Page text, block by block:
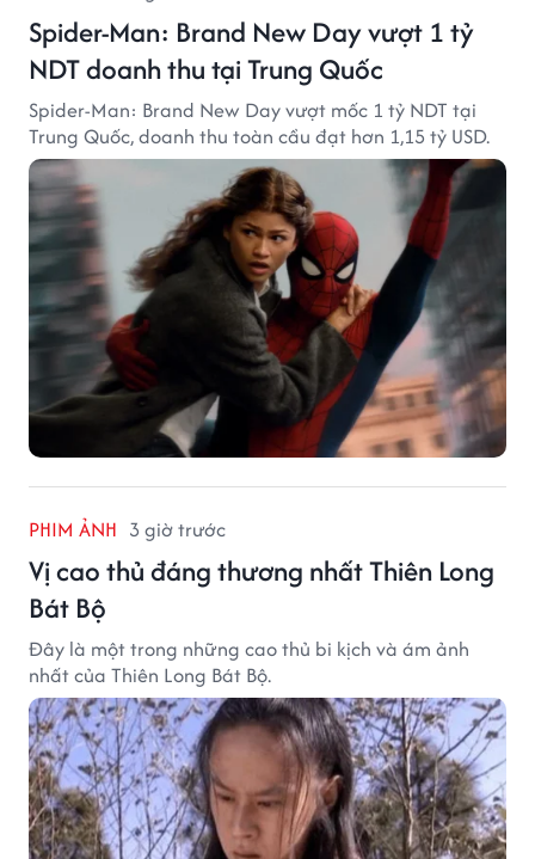
Spider-Man: Brand New Day vượt 1 tỷ
NDT doanh thu tại Trung Quốc
Spider-Man: Brand New Day vượt mốc 1 tỷ NDT tại
Trung Quốc, doanh thu toàn cầu đạt hơn 1,15 tỷ USD.
PHIM ẢNH 3 giờ trước
Vị cao thủ đáng thương nhất Thiên Long
Bát Bộ
Đây là một trong những cao thủ bi kịch và ám ảnh
nhất của Thiên Long Bát Bộ.